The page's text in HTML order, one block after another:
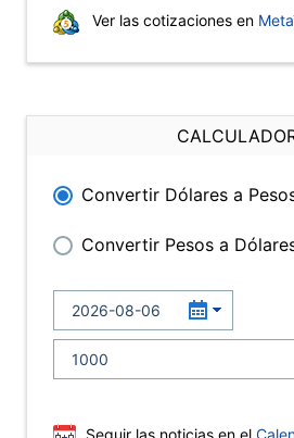
Ver las cotizaciones en
Convertir Dólares a
Convertir Pesos a
Seguir las noticias en el